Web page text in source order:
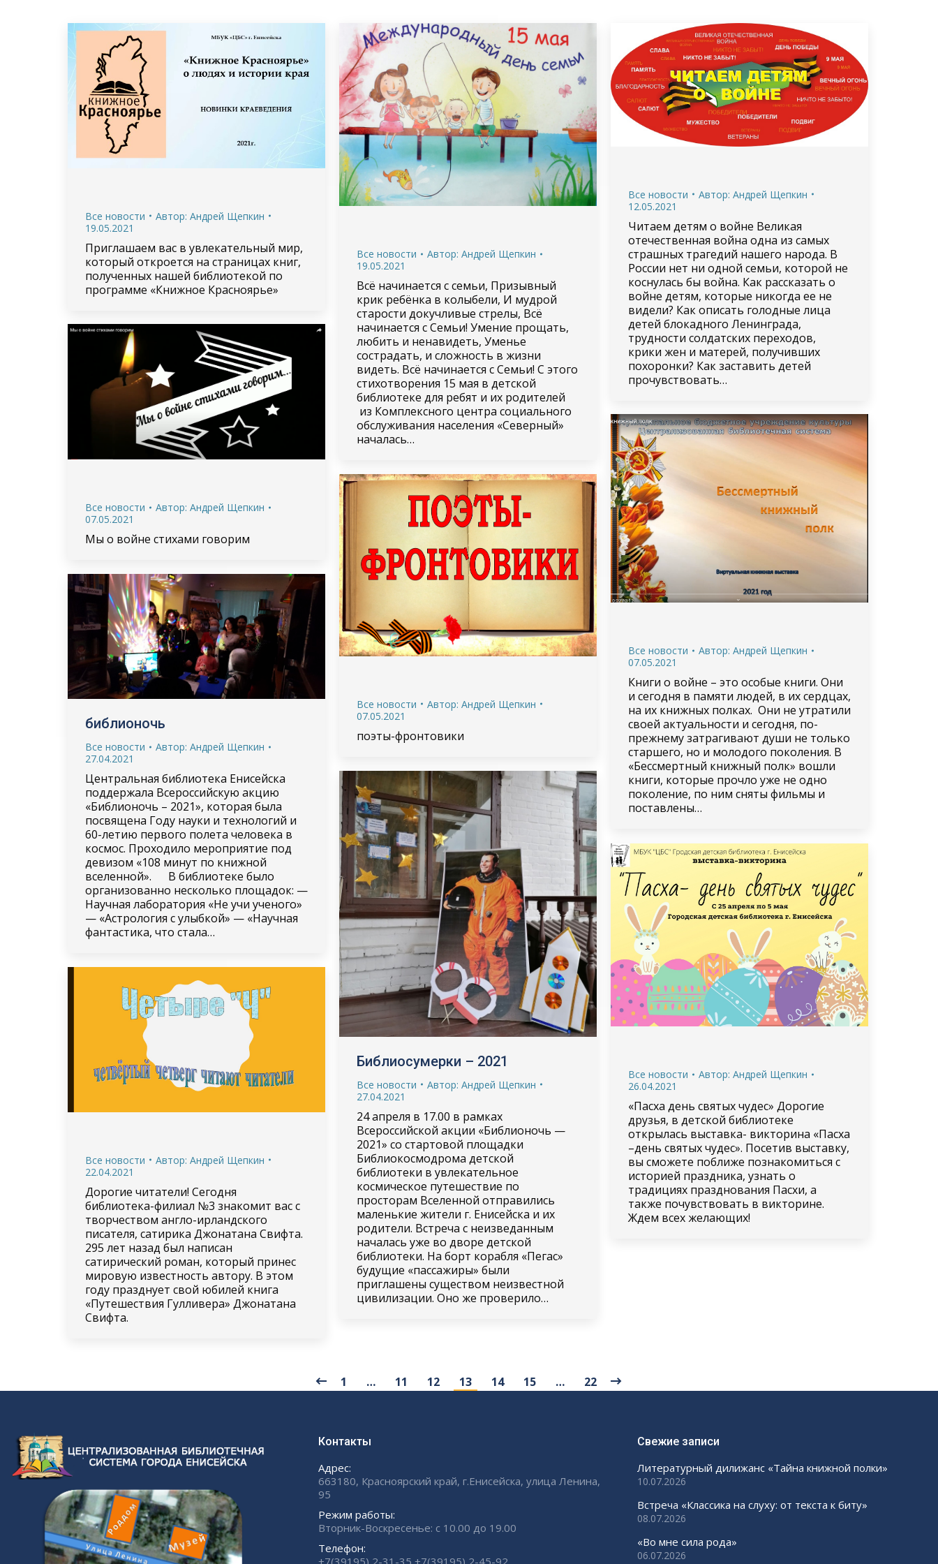
Все новости Автор: Андрей Щепкин
19.05.2021
Приглашаем вас в увлекательный мир,
который откроется на страницах книг,
полученных нашей библиотекой по
программе «Книжное Красноярье»
Все новости Автор: Андрей Щепкин
19.05.2021
Всё начинается с семьи, Призывный
крик ребёнка в колыбели, И мудрой
старости докучливые стрелы, Всё
начинается с Семьи! Умение прощать,
любить и ненавидеть, Уменье
сострадать, и сложность в жизни
видеть. Всё начинается с Семьи! С этого
стихотворения 15 мая в детской
библиотеке для ребят и их родителей
из Комплексного центра социального
обслуживания населения «Северный»
началась…
Все новости Автор: Андрей Щепкин
12.05.2021
Читаем детям о войне Великая
отечественная война одна из самых
страшных трагедий нашего народа. В
России нет ни одной семьи, которой не
коснулась бы война. Как рассказать о
войне детям, которые никогда ее не
видели? Как описать голодные лица
детей блокадного Ленинграда,
трудности солдатских переходов,
крики жен и матерей, получивших
похоронки? Как заставить детей
прочувствовать…
Все новости Автор: Андрей Щепкин
07.05.2021
Мы о войне стихами говорим
Все новости Автор: Андрей Щепкин
07.05.2021
Книги о войне – это особые книги. Они
и сегодня в памяти людей, в их сердцах,
на их книжных полках. Они не утратили
своей актуальности и сегодня, по-
прежнему затрагивают души не только
старшего, но и молодого поколения. В
«Бессмертный книжный полк» вошли
книги, которые прочло уже не одно
поколение, по ним сняты фильмы и
поставлены…
Все новости Автор: Андрей Щепкин
07.05.2021
поэты-фронтовики
библионочь
Все новости Автор: Андрей Щепкин
27.04.2021
Центральная библиотека Енисейска
поддержала Всероссийскую акцию
«Библионочь – 2021», которая была
посвящена Году науки и технологий и
60-летию первого полета человека в
космос. Проходило мероприятие под
девизом «108 минут по книжной
вселенной». В библиотеке было
организованно несколько площадок: —
Научная лаборатория «Не учи ученого»
— «Астрология с улыбкой» — «Научная
фантастика, что стала…
Библиосумерки – 2021
Все новости Автор: Андрей Щепкин
27.04.2021
24 апреля в 17.00 в рамках
Всероссийской акции «Библионочь —
2021» со стартовой площадки
Библиокосмодрома детской
библиотеки в увлекательное
космическое путешествие по
просторам Вселенной отправились
маленькие жители г. Енисейска и их
родители. Встреча с неизведанным
началась уже во дворе детской
библиотеки. На борт корабля «Пегас»
будущие «пассажиры» были
приглашены существом неизвестной
цивилизации. Оно же проверило…
Все новости Автор: Андрей Щепкин
26.04.2021
«Пасха день святых чудес» Дорогие
друзья, в детской библиотеке
открылась выставка- викторина «Пасха
–день святых чудес». Посетив выставку,
вы сможете поближе познакомиться с
историей праздника, узнать о
традициях празднования Пасхи, а
также почувствовать в викторине.
Ждем всех желающих!
Все новости Автор: Андрей Щепкин
22.04.2021
Дорогие читатели! Сегодня
библиотека-филиал №3 знакомит вас с
творчеством англо-ирландского
писателя, сатирика Джонатана Свифта.
295 лет назад был написан
сатирический роман, который принес
мировую известность автору. В этом
году празднует свой юбилей книга
«Путешествия Гулливера» Джонатана
Свифта.
1 … 11 12 13 14 15 … 22
Контакты
Адрес:
663180, Красноярский край, г.Енисейска, улица Ленина,
95
Режим работы:
Вторник-Воскресенье: с 10.00 до 19.00
Телефон:
+7(39195) 2-31-35 +7(39195) 2-45-92
Свежие записи
Литературный дилижанс «Тайна книжной полки»
10.07.2026
Встреча «Классика на слуху: от текста к биту»
08.07.2026
«Во мне сила рода»
06.07.2026